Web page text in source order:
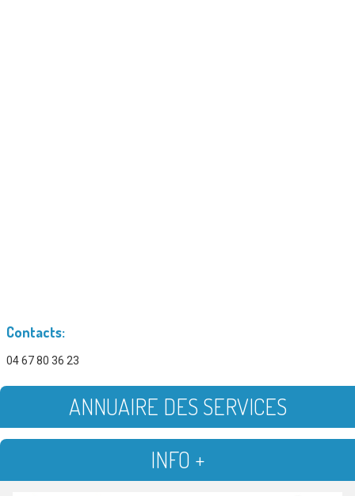
Contacts:
04 67 80 36 23
ANNUAIRE DES SERVICES
INFO +